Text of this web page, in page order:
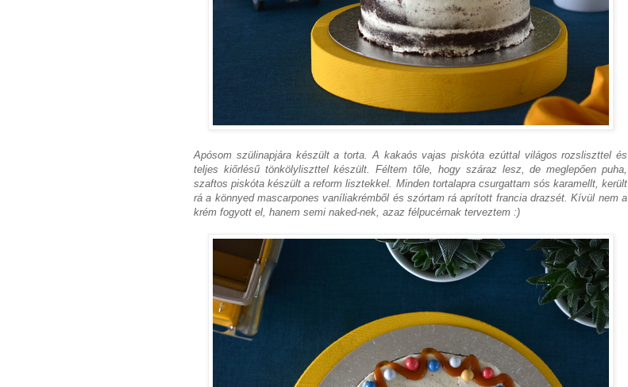
Apósom szülinapjára készült a torta. A kakaós vajas piskóta ezúttal világos rozsliszttel és
teljes kiőrlésű tönkölyliszttel készült. Féltem tőle, hogy száraz lesz, de meglepően puha,
szaftos piskóta készült a reform lisztekkel. Minden tortalapra csurgattam sós karamellt, került
rá a könnyed mascarpones vaníliakrémből és szórtam rá aprított francia drazsét. Kívül nem a
krém fogyott el, hanem semi naked-nek, azaz félpucérnak terveztem :)